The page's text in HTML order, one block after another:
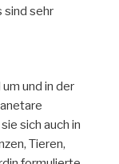
sind sehr
und in der
sich auch in
Tieren,